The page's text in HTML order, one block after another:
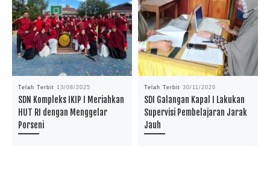
Telah Terbit13/08/2025
SDN Kompleks IKIP I Meriahkan
HUT RI dengan Menggelar
Porseni
Telah Terbit30/11/2020
SDI Galangan Kapal I Lakukan
Supervisi Pembelajaran Jarak
Jauh